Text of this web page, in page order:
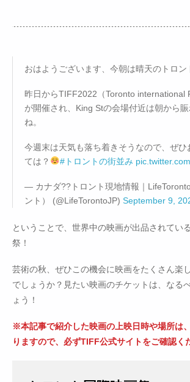
おはようございます、今朝は晴天のトロン
昨日からTIFF2022（Toronto international
が開催され、King Stの会場付近は朝から
ね。
今週末は天気も落ち着きそうなので、ぜひ
ては？
#トロントの街並み
— カナダ??トロント現地情報｜
ント） (@LifeTorontoJP) September 9,
ということで、世界中の映画が出品されてい
祭！
芸術の秋、ぜひこの機会に映画をたくさん楽
でしょうか？見たい映画のチケットは、なる
ょう！
※本記事で紹介した映画の上映日時や場所は
りますので、必ずTIFF公式サイトをご確認く